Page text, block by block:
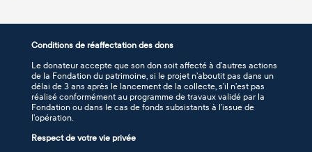
Conditions de réaffectation des dons
Le donateur accepte que son don soit affecté à d’autres actions
de la Fondation du patrimoine, si le projet n’aboutit pas dans un
délai de 3 ans après le lancement de la collecte, s’il n’est pas
réalisé conformément au programme de travaux validé par la
Fondation ou dans le cas de fonds subsistants à l’issue de
l’opération.
Respect de votre vie privée